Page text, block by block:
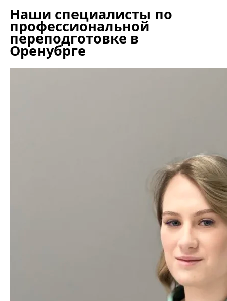
Наши специалисты по
профессиональной
переподготовке в
Оренубрге